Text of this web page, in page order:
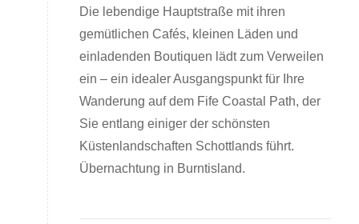
Die lebendige Hauptstraße mit ihren
gemütlichen Cafés, kleinen Läden und
einladenden Boutiquen lädt zum Verweilen
ein – ein idealer Ausgangspunkt für Ihre
Wanderung auf dem Fife Coastal Path, der
Sie entlang einiger der schönsten
Küstenlandschaften Schottlands führt.
Übernachtung in Burntisland.